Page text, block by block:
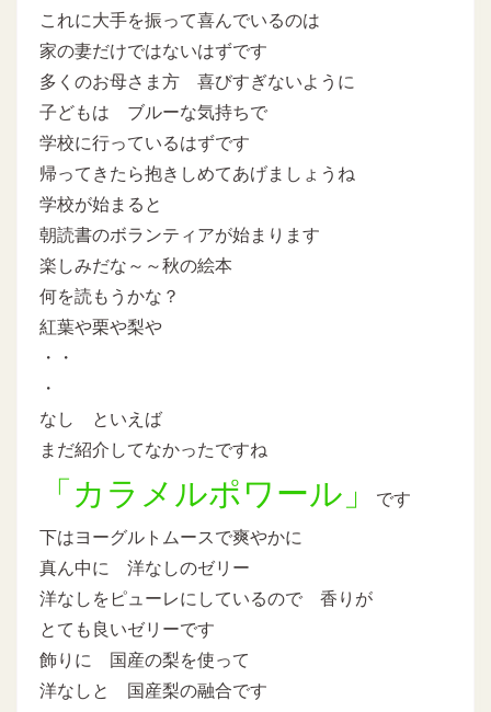
これに大手を振って喜んでいるのは
家の妻だけではないはずです
多くのお母さま方 喜びすぎないように
子どもは ブルーな気持ちで
学校に行っているはずです
帰ってきたら抱きしめてあげましょうね
学校が始まると
朝読書のボランティアが始まります
楽しみだな～～秋の絵本
何を読もうかな？
紅葉や栗や梨や
・・
・
なし といえば
まだ紹介してなかったですね
「カラメルポワール」 です
下はヨーグルトムースで爽やかに
真ん中に 洋なしのゼリー
洋なしをピューレにしているので 香りが
とても良いゼリーです
飾りに 国産の梨を使って
洋なしと 国産梨の融合です